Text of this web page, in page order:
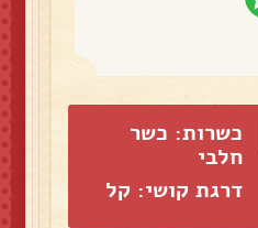
כשרות: כשר
חלבי
דרגת קושי: קל